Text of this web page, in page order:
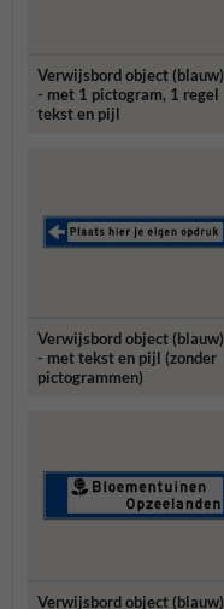
Verwijsbord object (blauw)
- met 1 pictogram, 1 regel
tekst en pijl
Verwijsbord object (blauw)
- met tekst en pijl (zonder
pictogrammen)
Verwijsbord object (blauw)